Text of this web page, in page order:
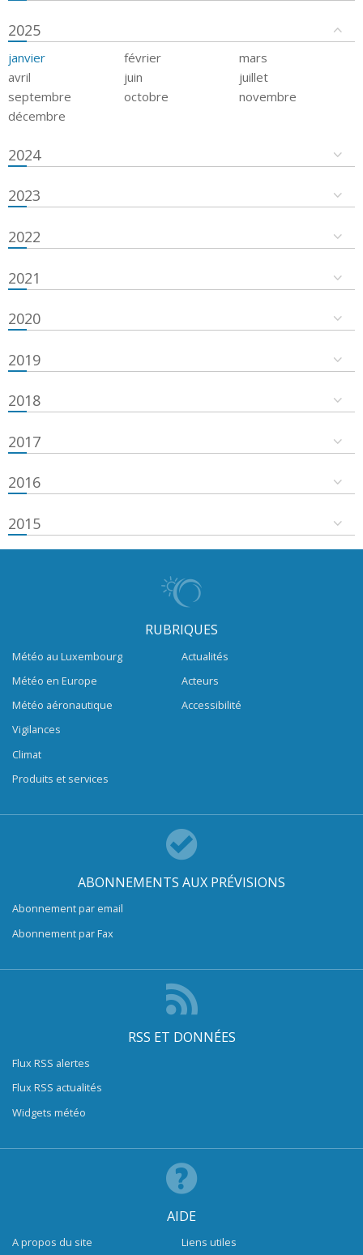
2025
janvier février
mars
avril
juin
juillet
septembre
octobre
novembre
décembre
2024
2023
2022
2021
2020
2019
2018
2017
2016
2015
RUBRIQUES
Météo au Luxembourg
Météo en Europe
Météo aéronautique
Vigilances
Climat
Produits et services
Actualités
Acteurs
Accessibilité
ABONNEMENTS AUX PRÉVISIONS
Abonnement par email
Abonnement par Fax
RSS ET DONNÉES
Flux RSS alertes
Flux RSS actualités
Widgets météo
AIDE
A propos du site Liens utiles